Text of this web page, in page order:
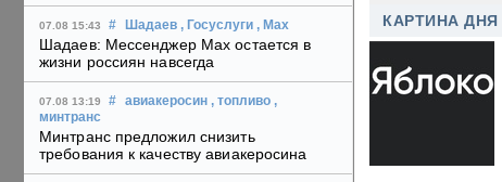
07.08 15:43 # Шадаев , Госуслуги , Max
Шадаев: Мессенджер Max остается в
жизни россиян навсегда
07.08 13:19 # авиакеросин , топливо ,
минтранс
Минтранс предложил снизить
требования к качеству авиакеросина
КАРТИНА ДНЯ